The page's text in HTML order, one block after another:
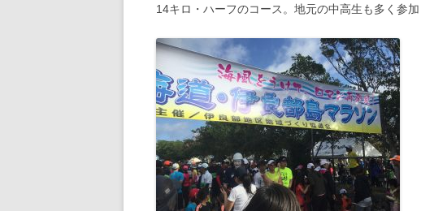
14キロ・ハーフのコース。地元の中高生も多く参加